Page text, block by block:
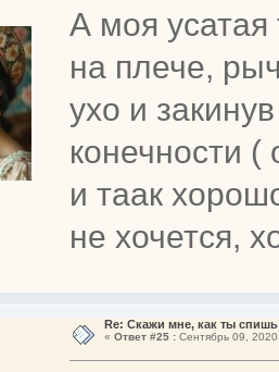
А моя усатая
на плече,
ухо и
конечности
и таак
не хочется,
Re: Скажи мне, как ты спишь
« Ответ #25 :Сентябрь 09,